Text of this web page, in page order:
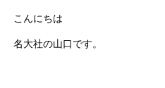
こんにちは
名大社の山口です。